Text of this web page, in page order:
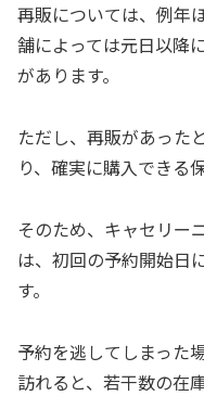
再販については、例年
舗によっては元日以降
があります。
ただし、再販があった
り、確実に購入できる
そのため、キャセリー
は、初回の予約開始日
す。
予約を逃してしまった
訪れると、若干数の在